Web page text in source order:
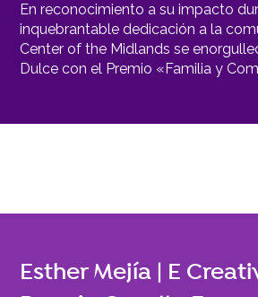
En reconocimiento a su impacto
inquebrantable dedicación a la
Center of the Midlands se
Dulce con el Premio «Familia y
Esther Mejía | E